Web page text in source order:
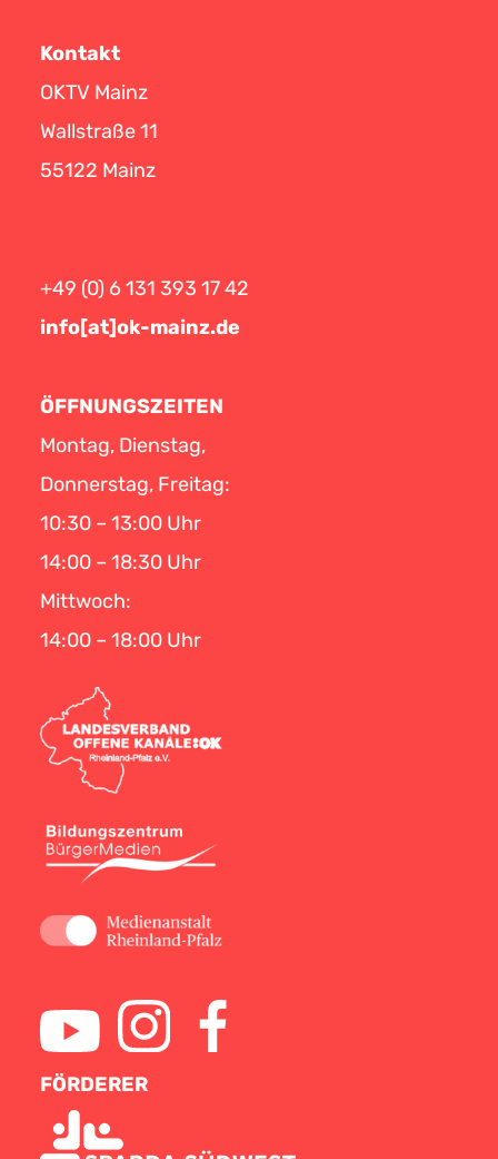
Kontakt
OKTV Mainz
Wallstraße 11
55122 Mainz
+49 (0) 6 131 393 17 42
info[at]ok-mainz.de
ÖFFNUNGSZEITEN
Montag, Dienstag,
Donnerstag, Freitag:
10:30 – 13:00 Uhr
14:00 – 18:30 Uhr
Mittwoch:
14:00 – 18:00 Uhr
FÖRDERER